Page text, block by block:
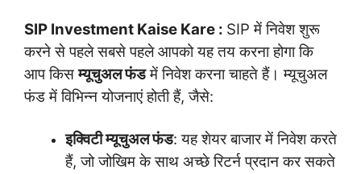
SIP Investment Kaise Kare : SIP में निवेश शुरू
करने से पहले सबसे पहले आपको यह तय करना होगा कि
आप किसम्यूचुअल फंडमें निवेश करना चाहते हैं। म्यूचुअल
फंड में विभिन्न योजनाएं होती हैं, जैसे:
इक्विटी म्यूचुअल फंड: यह शेयर बाजार में निवेश करते
हैं, जो जोखिम के साथ अच्छे रिटर्न प्रदान कर सकते